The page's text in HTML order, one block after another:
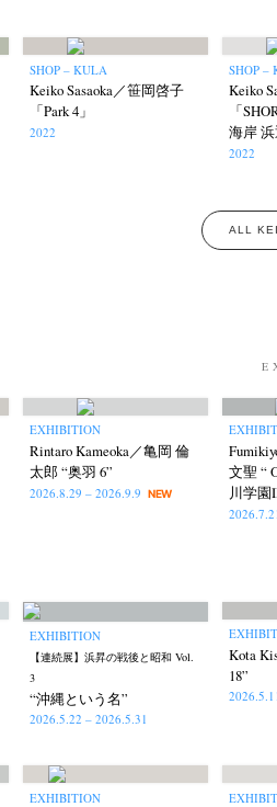
SHOP – KULA
Keiko Sasaoka／笹岡啓子
「Park 4」
2022
SHOP –
Keiko
「
海岸 浜
2022
ALL
EXHIBITION
Rintaro Kameoka／亀岡 倫
太郎 “奥羽 6”
2026.8.29 – 2026.9.9 NEW
文聖 “
川学園
EXHIBITION
【連続展】浜昇の戦後と昭和 Vol.
3
“沖縄という名”
2026.5.22 – 2026.5.31
Kota
18”
EXHIBITION